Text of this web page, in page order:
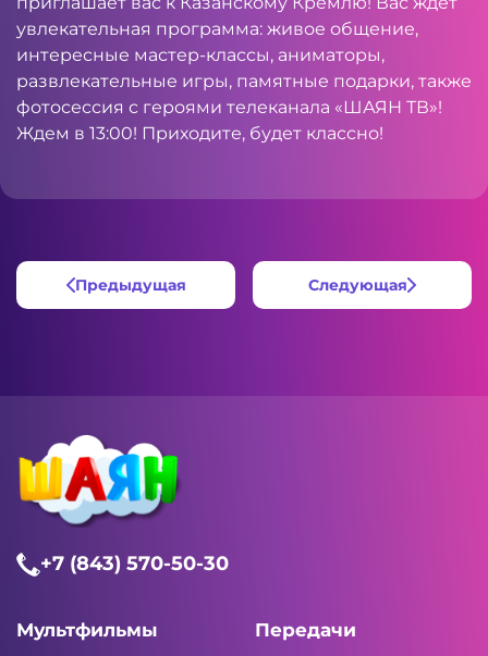
увлекательная программа: живое общение,
интересные мастер-классы, аниматоры,
развлекательные игры, памятные подарки, также
фотосессия с героями телеканала «ШАЯН ТВ»!
Ждем в 13:00! Приходите, будет классно!
Предыдущая Следующая
+7 (843) 570-50-30
Мультфильмы
Передачи